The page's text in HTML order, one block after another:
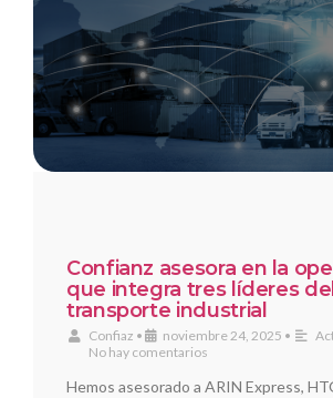
Confianz asesora en la
que integra tres líderes del
transporte industrial
Confiaz • noviembre 24, 2025 •
No hay comentarios
Hemos asesorado a ARIN Express,